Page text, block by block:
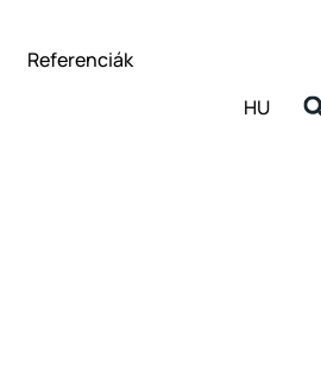
Referenciák
HU